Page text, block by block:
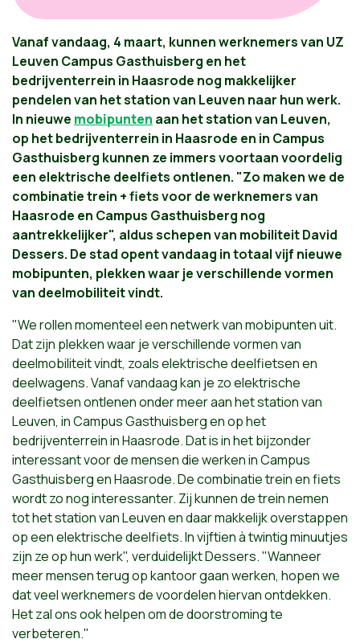
Vanaf vandaag, 4 maart, kunnen werknemers van UZ
Leuven Campus Gasthuisberg en het
bedrijventerrein in Haasrode nog makkelijker
pendelen van het station van Leuven naar hun werk.
In nieuwe mobipunten aan het station van Leuven,
op het bedrijventerrein in Haasrode en in Campus
Gasthuisberg kunnen ze immers voortaan voordelig
een elektrische deelfiets ontlenen. "Zo maken we de
combinatie trein + fiets voor de werknemers van
Haasrode en Campus Gasthuisberg nog
aantrekkelijker", aldus schepen van mobiliteit David
Dessers. De stad opent vandaag in totaal vijf nieuwe
mobipunten, plekken waar je verschillende vormen
van deelmobiliteit vindt.
"We rollen momenteel een netwerk van mobipunten uit.
Dat zijn plekken waar je verschillende vormen van
deelmobiliteit vindt, zoals elektrische deelfietsen en
deelwagens. Vanaf vandaag kan je zo elektrische
deelfietsen ontlenen onder meer aan het station van
Leuven, in Campus Gasthuisberg en op het
bedrijventerrein in Haasrode. Dat is in het bijzonder
interessant voor de mensen die werken in Campus
Gasthuisberg en Haasrode. De combinatie trein en fiets
wordt zo nog interessanter. Zij kunnen de trein nemen
tot het station van Leuven en daar makkelijk overstappen
op een elektrische deelfiets. In vijftien à twintig minuutjes
zijn ze op hun werk", verduidelijkt Dessers. "Wanneer
meer mensen terug op kantoor gaan werken, hopen we
dat veel werknemers de voordelen hiervan ontdekken.
Het zal ons ook helpen om de doorstroming te
verbeteren."